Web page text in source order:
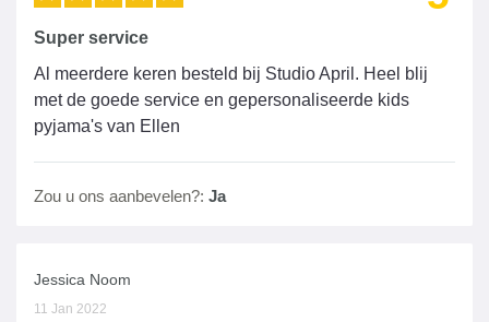
Super service
Al meerdere keren besteld bij Studio April. Heel blij
met de goede service en gepersonaliseerde kids
pyjama's van Ellen
Zou u ons aanbevelen?: Ja
Jessica Noom
11 Jan 2022